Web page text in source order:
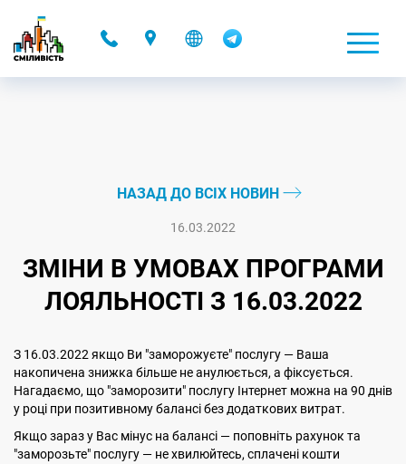
НАЗАД ДО ВСІХ НОВИН
16.03.2022
ЗМІНИ В УМОВАХ ПРОГРАМИ
ЛОЯЛЬНОСТІ З 16.03.2022
З 16.03.2022 якщо Ви "заморожуєте" послугу — Ваша
накопичена знижка більше не анулюється, а фіксується.
Нагадаємо, що "заморозити" послугу Інтернет можна на 90 днів
у році при позитивному балансі без додаткових витрат.
Якщо зараз у Вас мінус на балансі — поповніть рахунок та
"заморозьте" послугу — не хвилюйтесь, сплачені кошти